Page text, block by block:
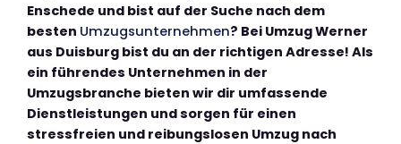
Enschede und bist auf der Suche nach dem
besten Umzugsunternehmen? Bei Umzug Werner
aus Duisburg bist du an der richtigen Adresse! Als
ein führendes Unternehmen in der
Umzugsbranche bieten wir dir umfassende
Dienstleistungen und sorgen für einen
stressfreien und reibungslosen Umzug nach